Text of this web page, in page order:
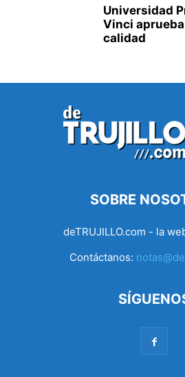
Universidad
Vinci
calidad
SOBRE
deTRUJILLO.com - la
Contáctanos: